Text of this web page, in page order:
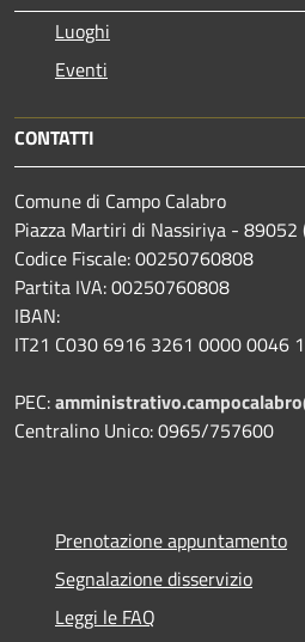
Luoghi
Eventi
CONTATTI
Comune di Campo Calabro
Piazza Martiri di Nassiriya - 89052
Codice Fiscale: 00250760808
Partita IVA: 00250760808
IBAN:
IT21 C030 6916 3261 0000 0046
PEC:
Centralino Unico: 0965/757600
Prenotazione appuntamento
Segnalazione disservizio
Leggi le FAQ